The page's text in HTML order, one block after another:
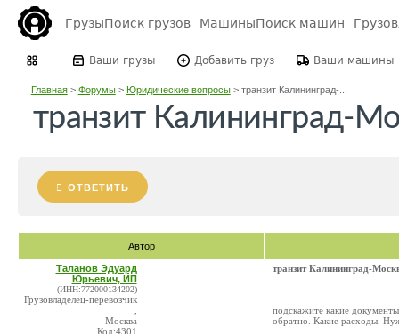
ГрузыПоиск грузов МашиныПоиск машин
Ваши грузы Добавить груз Ваши машины
Главная> Форумы> Юридические вопросы> транзит Калининград-...
транзит Калининград-
ОТВЕТИТЬ
Автор
Таланов Эдуард
Юрьевич, ИП
(ИНН:772000134202)
Грузовладелец-перевозчик
Москва
Код:4301
транзит Калининград-
подскажите какие
обратно. Какие расходы.